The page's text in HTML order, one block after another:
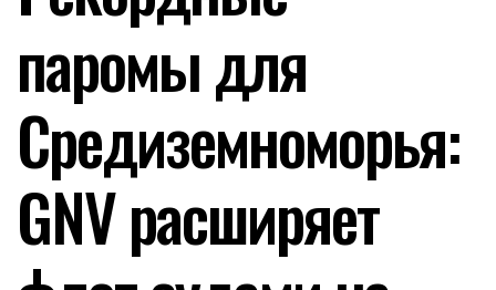
паромы для
Средиземноморья:
GNV расширяет